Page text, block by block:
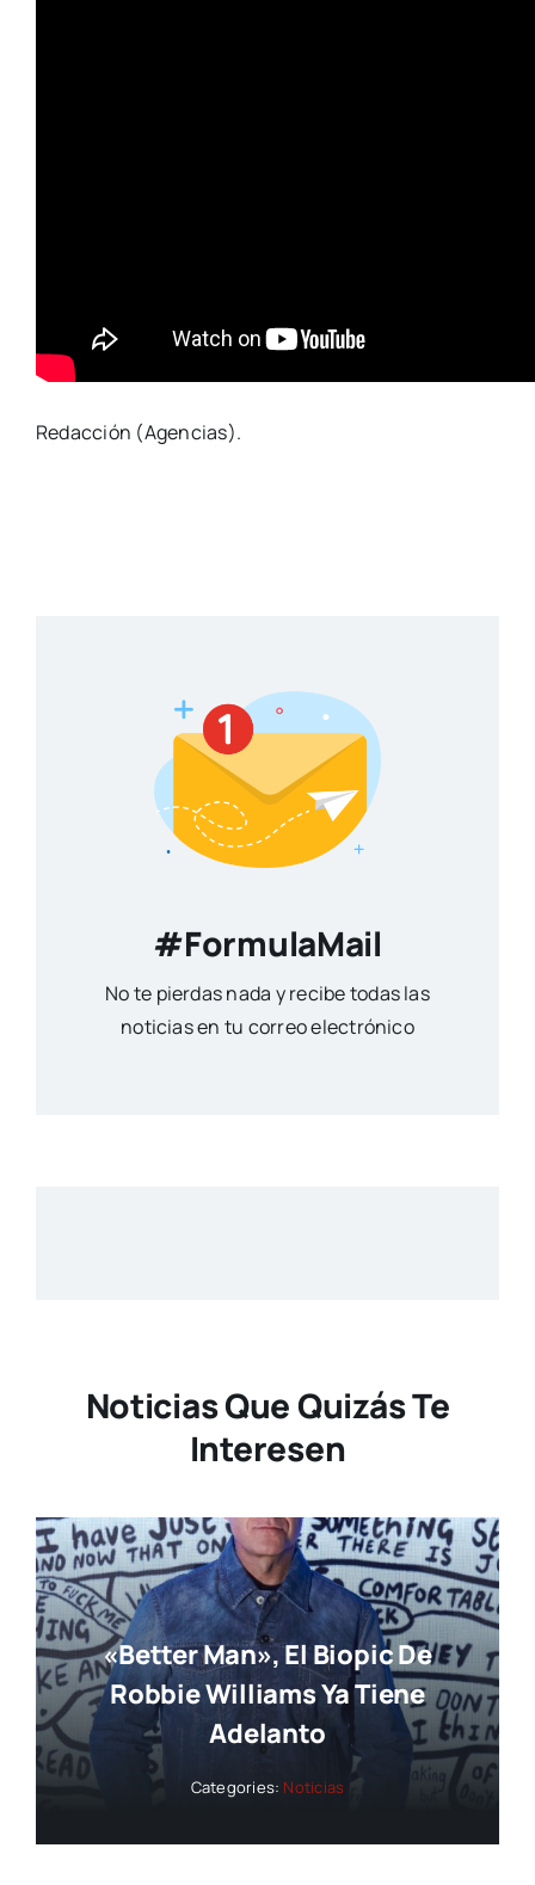
Redacción (Agencias).
#FormulaMail
No te pierdas nada y recibe todas las
noticias en tu correo electrónico
Noticias Que Quizás Te
Interesen
«Better Man», El Biopic De
Robbie Williams Ya Tiene
Adelanto
Categories: Noticias